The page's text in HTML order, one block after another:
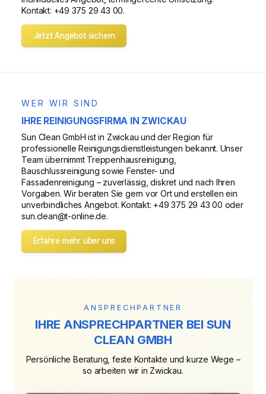
Kontakt: +49 375 29 43 00.
Jetzt Angebot sichern
WER WIR SIND
IHRE REINIGUNGSFIRMA IN ZWICKAU
Sun Clean GmbH ist in Zwickau und der Region für
professionelle Reinigungsdienstleistungen bekannt. Unser
Team übernimmt Treppenhausreinigung,
Bauschlussreinigung sowie Fenster- und
Fassadenreinigung – zuverlässig, diskret und nach Ihren
Vorgaben. Wir beraten Sie gern vor Ort und erstellen ein
unverbindliches Angebot. Kontakt: +49 375 29 43 00 oder
sun.clean@t-online.de.
Erfahre mehr über uns
ANSPRECHPARTNER
IHRE ANSPRECHPARTNER BEI SUN
CLEAN GMBH
Persönliche Beratung, feste Kontakte und kurze Wege –
so arbeiten wir in Zwickau.